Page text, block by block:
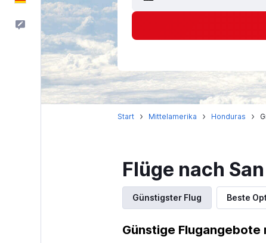
Feedback
Start Mittelamerika Honduras
Flüge nach
Günstigster Flug Beste
Günstige Flugangebote